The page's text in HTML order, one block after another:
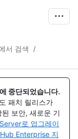
서 검색
/
중단되었습니다.
패치 릴리스가
보안, 새로운 기
로 업그레이
Enterprise 지